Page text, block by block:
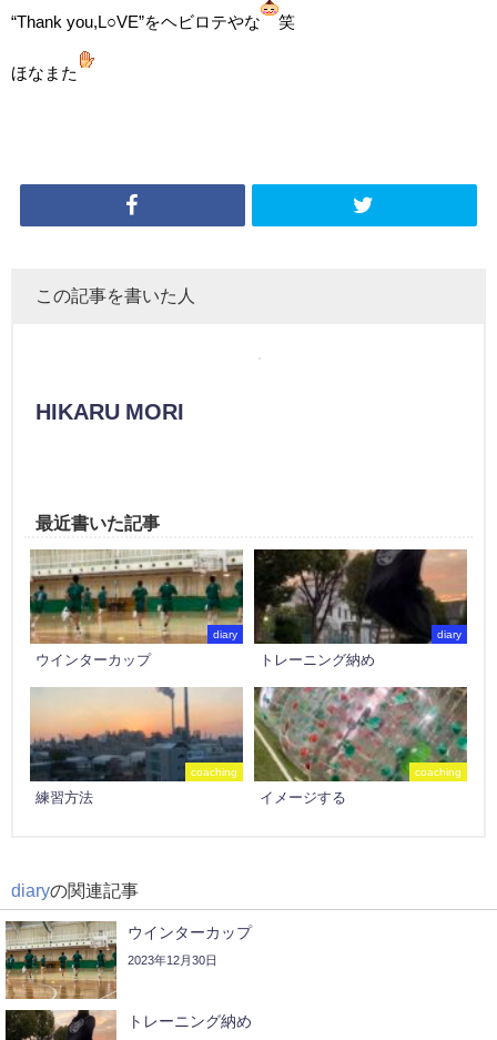
“Thank you,L○VE”をヘビロテやな 笑
ほなまた
この記事を書いた人
HIKARU MORI
最近書いた記事
diary
ウインターカップ
diary
トレーニング納め
coaching
練習方法
coaching
イメージする
diaryの関連記事
ウインターカップ
2023年12月30日
トレーニング納め